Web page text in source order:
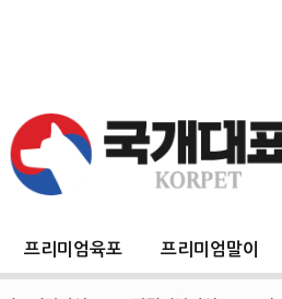
프리미엄육포 프리미엄말이